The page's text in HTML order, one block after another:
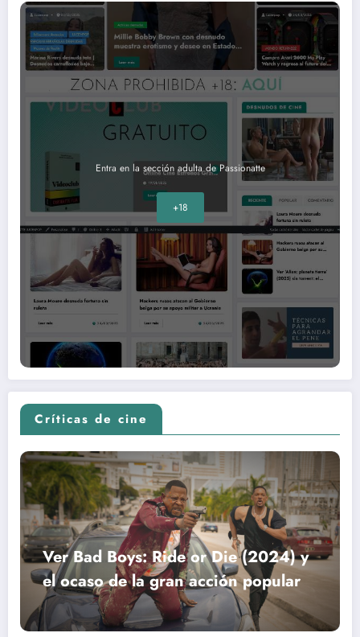
Entra en la sección adulta de Passionatte
+18
Críticas de cine
Ver Bad Boys: Ride or Die (2024) y
el ocaso de la gran acción popular